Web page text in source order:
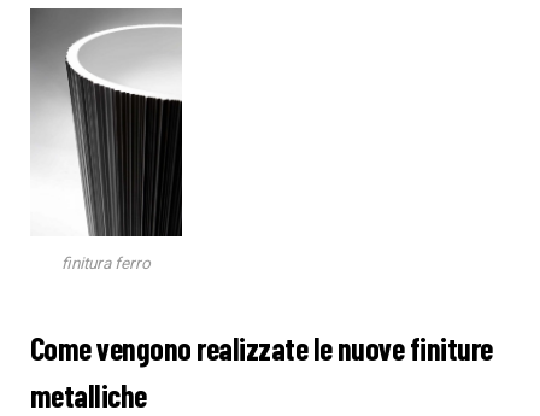
finitura ferro
Come vengono realizzate le nuove finiture
metalliche